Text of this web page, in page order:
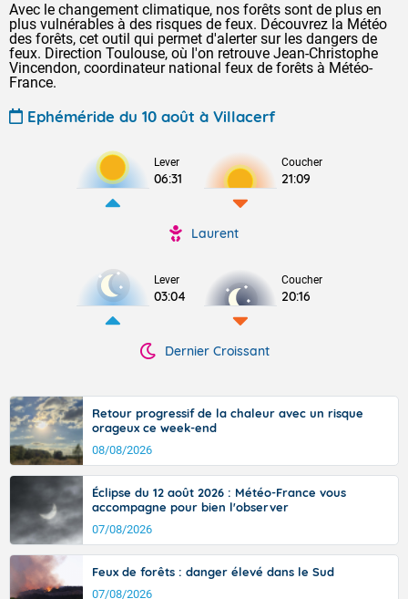
Avec le changement climatique, nos forêts sont de plus en
plus vulnérables à des risques de feux. Découvrez la Météo
des forêts, cet outil qui permet d'alerter sur les dangers de
feux. Direction Toulouse, où l'on retrouve Jean-Christophe
Vincendon, coordinateur national feux de forêts à Météo-
France.
Ephéméride du 10 août à Villacerf
Lever
06:31
Coucher
21:09
Laurent
Lever
03:04
Coucher
20:16
Dernier Croissant
Retour progressif de la chaleur avec un risque
orageux ce week-end
08/08/2026
Éclipse du 12 août 2026 : Météo-France vous
accompagne pour bien l'observer
07/08/2026
Feux de forêts : danger élevé dans le Sud
07/08/2026